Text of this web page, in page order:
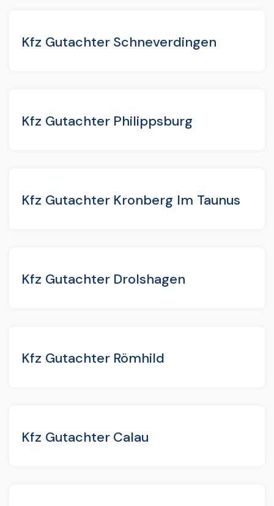
Kfz Gutachter Schneverdingen
Kfz Gutachter Philippsburg
Kfz Gutachter Kronberg Im Taunus
Kfz Gutachter Drolshagen
Kfz Gutachter Römhild
Kfz Gutachter Calau